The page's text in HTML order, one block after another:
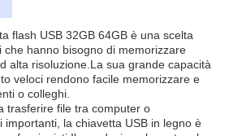
flash USB 32GB 64GB è una scelta
hanno bisogno di memorizzare
alta risoluzione.La sua grande capacità
veloci rendono facile memorizzare e
o colleghi.
trasferire file tra computer o
importanti, la chiavetta USB in legno è